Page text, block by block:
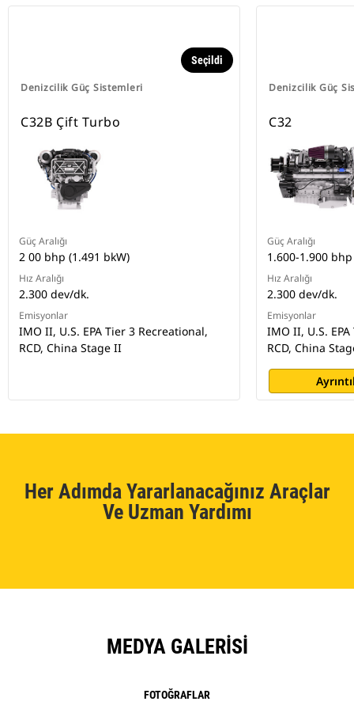
Denizcilik Güç Sistemleri
Seçildi
C32B Çift Turbo
Güç Aralığı
2 00 bhp (1.491 bkW)
Hız Aralığı
2.300 dev/dk.
Emisyonlar
IMO II, U.S. EPA Tier 3 Recreational,
RCD, China Stage II
Denizcilik Güç
C32
Güç Aralığı
1.600-1.900
Hız Aralığı
2.300 dev/dk.
Emisyonlar
IMO II, U.S.
RCD, China
Her Adımda Yararlanacağınız Araçlar
Ve Uzman Yardımı
MEDYA GALERISI
FOTOĞRAFLAR